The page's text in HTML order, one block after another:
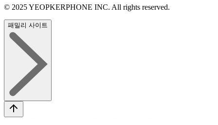
© 2025 YEOPKERPHONE INC. All rights reserved.
패밀리 사이트